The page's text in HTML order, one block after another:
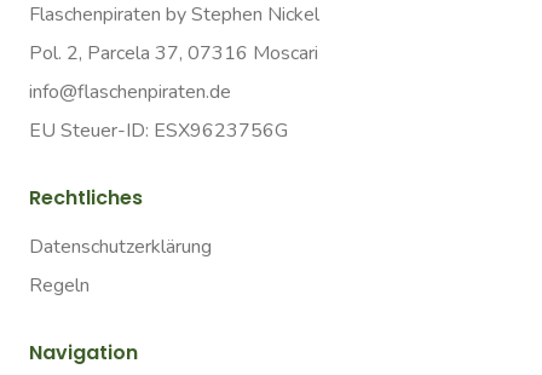
Flaschenpiraten by Stephen Nickel
Pol. 2, Parcela 37, 07316 Moscari
info@flaschenpiraten.de
EU Steuer-ID: ESX9623756G
Rechtliches
Datenschutzerklärung
Regeln
Navigation